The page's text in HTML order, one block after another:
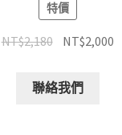
特價
NT$2,180 NT$2,000
聯絡我們